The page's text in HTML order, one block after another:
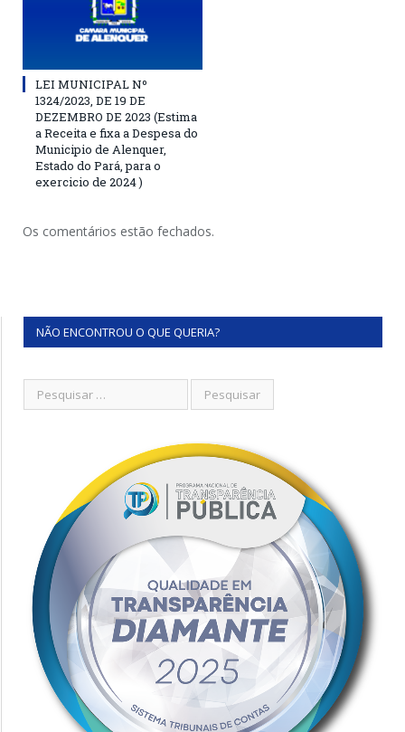
LEI MUNICIPAL Nº
1324/2023, DE 19 DE
DEZEMBRO DE 2023 (Estima
a Receita e fixa a Despesa do
Municipio de Alenquer,
Estado do Pará, para o
exercicio de 2024 )
Os comentários estão fechados.
NÃO ENCONTROU O QUE QUERIA?